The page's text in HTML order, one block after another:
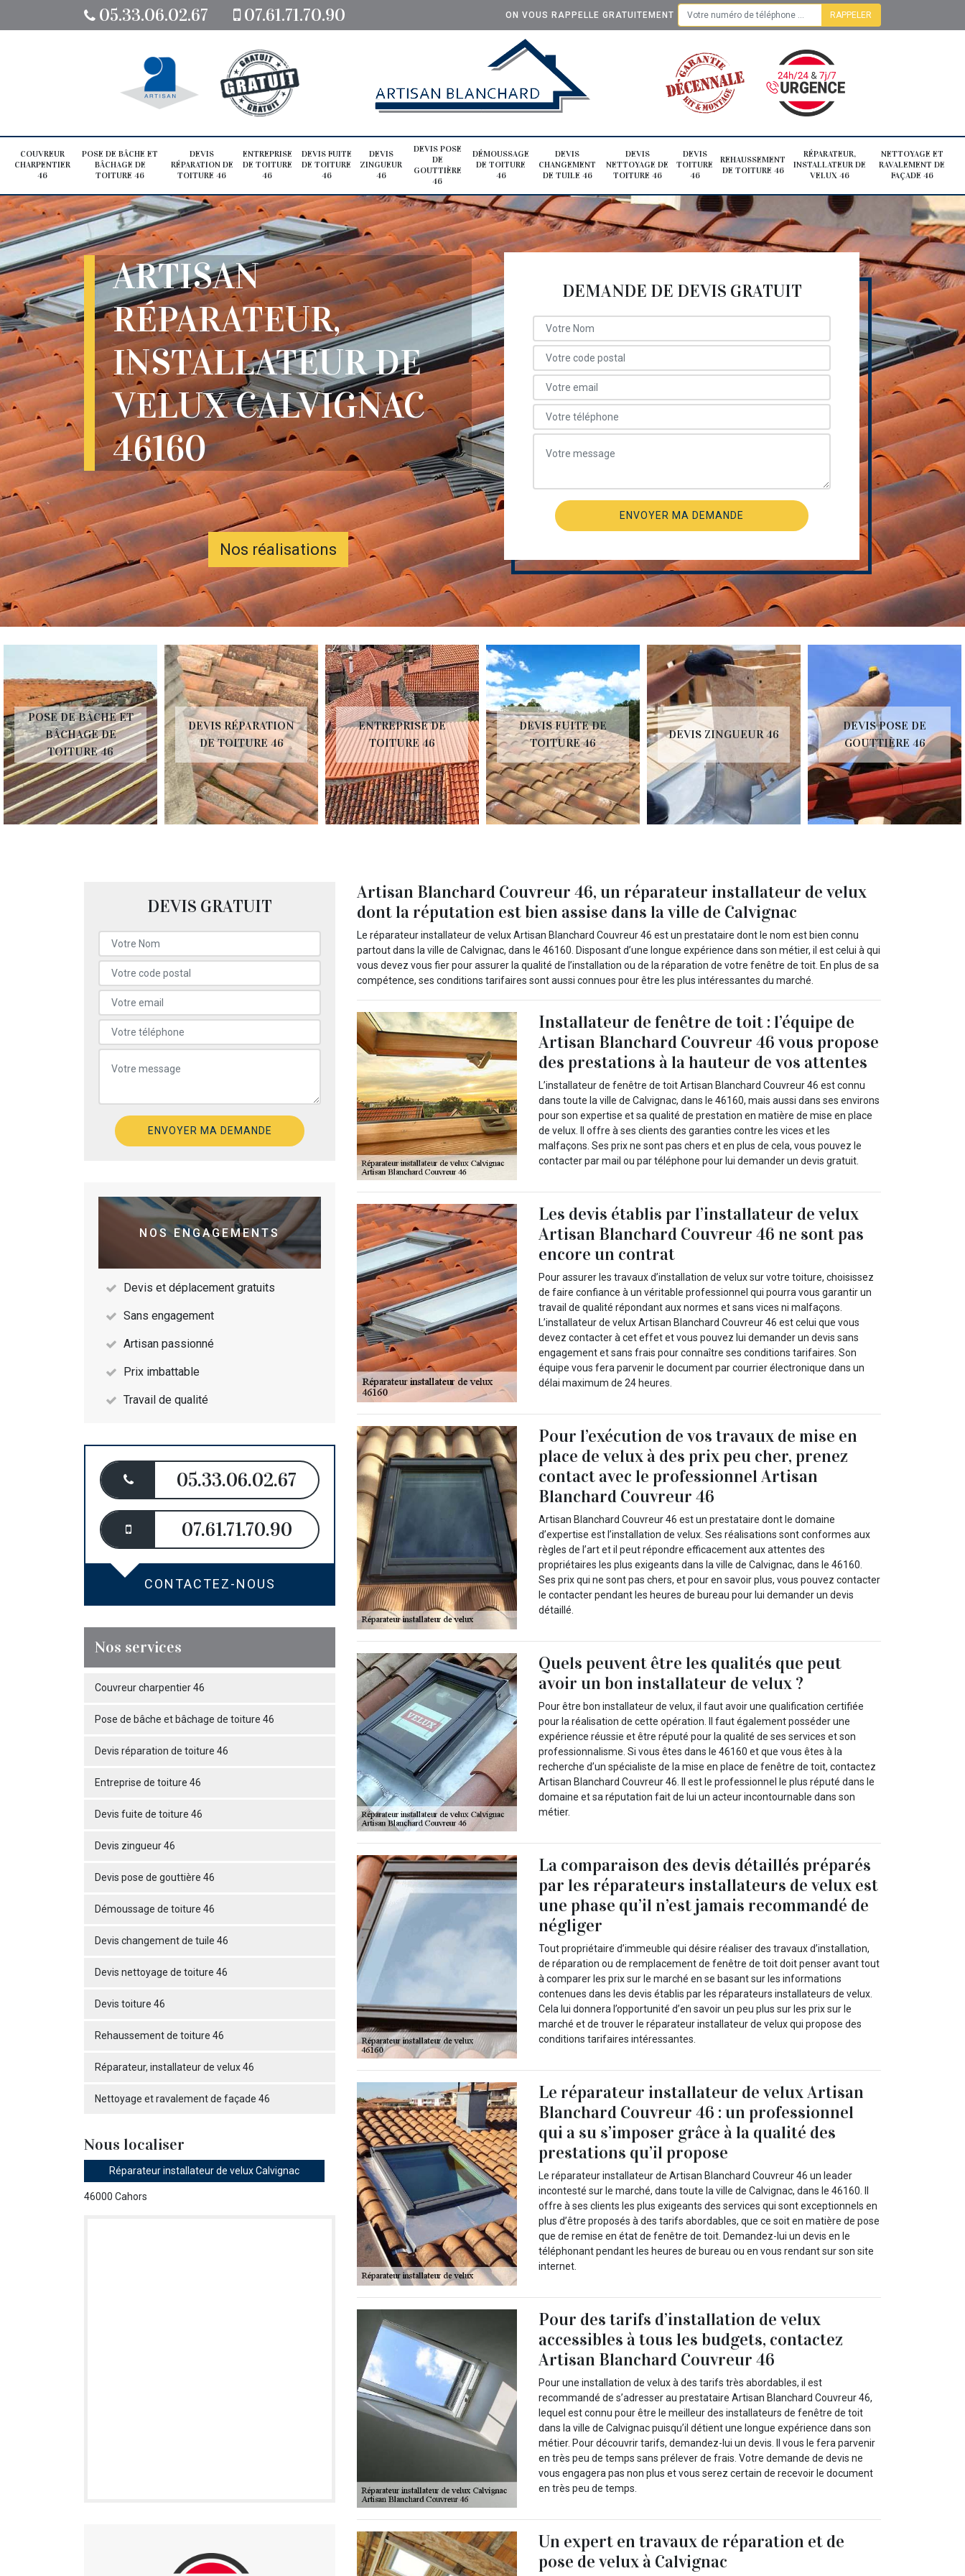
05.33.06.02.67 07.61.71.70.90 ON VOUS RAPPELLE GRATUITEMENT
COUVREUR
CHARPENTIER
46
POSE DE BÂCHE ET
BÂCHAGE DE
TOITURE 46
DEVIS
RÉPARATION DE
TOITURE 46
ENTREPRISE
DE TOITURE
46
DEVIS FUITE
DE TOITURE
46
DEVIS
ZINGUEUR
46
DEVIS POSE
DE
GOUTTIÈRE
46
DÉMOUSSAGE
DE TOITURE
46
DEVIS
CHANGEMENT
DE TUILE 46
DEVIS
NETTOYAGE DE
TOITURE 46
DEVIS
TOITURE
46
REHAUSSEMENT
DE TOITURE 46
RÉPARATEUR,
INSTALLATEUR DE
VELUX 46
NETTOYAGE ET
RAVALEMENT DE
FAÇADE 46
ARTISAN
RÉPARATEUR,
INSTALLATEUR DE
VELUX CALVIGNAC
46160
Nos réalisations
DEMANDE DE DEVIS GRATUIT
POSE DE BÂCHE ET
BÂCHAGE DE
TOITURE 46
DEVIS RÉPARATION
DE TOITURE 46
ENTREPRISE DE
TOITURE 46
DEVIS FUITE DE
TOITURE 46
DEVIS ZINGUEUR 46
DEVIS POSE DE
GOUTTIÈRE 46
DEVIS GRATUIT
NOS ENGAGEMENTS
Devis et déplacement gratuits
Sans engagement
Artisan passionné
Prix imbattable
Travail de qualité
05.33.06.02.67
07.61.71.70.90
CONTACTEZ-NOUS
Nos services
Couvreur charpentier 46
Pose de bâche et bâchage de toiture 46
Devis réparation de toiture 46
Entreprise de toiture 46
Devis fuite de toiture 46
Devis zingueur 46
Devis pose de gouttière 46
Démoussage de toiture 46
Devis changement de tuile 46
Devis nettoyage de toiture 46
Devis toiture 46
Rehaussement de toiture 46
Réparateur, installateur de velux 46
Nettoyage et ravalement de façade 46
Nous localiser
Réparateur installateur de velux Calvignac
46000 Cahors
Artisan Blanchard Couvreur 46, un réparateur installateur de velux
dont la réputation est bien assise dans la ville de Calvignac
Le réparateur installateur de velux Artisan Blanchard Couvreur 46 est un prestataire dont le nom est bien connu
partout dans la ville de Calvignac, dans le 46160. Disposant d’une longue expérience dans son métier, il est celui à qui
vous devez vous fier pour assurer la qualité de l’installation ou de la réparation de votre fenêtre de toit. En plus de sa
compétence, ses conditions tarifaires sont aussi connues pour être les plus intéressantes du marché.
Installateur de fenêtre de toit : l’équipe de
Artisan Blanchard Couvreur 46 vous propose
des prestations à la hauteur de vos attentes
L’installateur de fenêtre de toit Artisan Blanchard Couvreur 46 est connu
dans toute la ville de Calvignac, dans le 46160, mais aussi dans ses environs
pour son expertise et sa qualité de prestation en matière de mise en place
de velux. Il offre à ses clients des garanties contre les vices et les
malfaçons. Ses prix ne sont pas chers et en plus de cela, vous pouvez le
contacter par mail ou par téléphone pour lui demander un devis gratuit.
Les devis établis par l’installateur de velux
Artisan Blanchard Couvreur 46 ne sont pas
encore un contrat
Pour assurer les travaux d’installation de velux sur votre toiture, choisissez
de faire confiance à un véritable professionnel qui pourra vous garantir un
travail de qualité répondant aux normes et sans vices ni malfaçons.
L’installateur de velux Artisan Blanchard Couvreur 46 est celui que vous
devez contacter à cet effet et vous pouvez lui demander un devis sans
engagement et sans frais pour connaître ses conditions tarifaires. Son
équipe vous fera parvenir le document par courrier électronique dans un
délai maximum de 24 heures.
Pour l’exécution de vos travaux de mise en
place de velux à des prix peu cher, prenez
contact avec le professionnel Artisan
Blanchard Couvreur 46
Artisan Blanchard Couvreur 46 est un prestataire dont le domaine
d’expertise est l’installation de velux. Ses réalisations sont conformes aux
règles de l’art et il peut répondre efficacement aux attentes des
propriétaires les plus exigeants dans la ville de Calvignac, dans le 46160.
Ses prix qui ne sont pas chers, et pour en savoir plus, vous pouvez contacter
le contacter pendant les heures de bureau pour lui demander un devis
détaillé.
Quels peuvent être les qualités que peut
avoir un bon installateur de velux ?
Pour être bon installateur de velux, il faut avoir une qualification certifiée
pour la réalisation de cette opération. Il faut également posséder une
expérience réussie et être réputé pour la qualité de ses services et son
professionnalisme. Si vous êtes dans le 46160 et que vous êtes à la
recherche d’un spécialiste de la mise en place de fenêtre de toit, contactez
Artisan Blanchard Couvreur 46. Il est le professionnel le plus réputé dans le
domaine et sa réputation fait de lui un acteur incontournable dans son
métier.
La comparaison des devis détaillés préparés
par les réparateurs installateurs de velux est
une phase qu’il n’est jamais recommandé de
négliger
Tout propriétaire d’immeuble qui désire réaliser des travaux d’installation,
de réparation ou de remplacement de fenêtre de toit doit penser avant tout
à comparer les prix sur le marché en se basant sur les informations
contenues dans les devis établis par les réparateurs installateurs de velux.
Cela lui donnera l’opportunité d’en savoir un peu plus sur les prix sur le
marché et de trouver le réparateur installateur de velux qui propose des
conditions tarifaires intéressantes.
Le réparateur installateur de velux Artisan
Blanchard Couvreur 46 : un professionnel
qui a su s’imposer grâce à la qualité des
prestations qu’il propose
Le réparateur installateur de Artisan Blanchard Couvreur 46 un leader
incontesté sur le marché, dans toute la ville de Calvignac, dans le 46160. Il
offre à ses clients les plus exigeants des services qui sont exceptionnels en
plus d’être proposés à des tarifs abordables, que ce soit en matière de pose
que de remise en état de fenêtre de toit. Demandez-lui un devis en le
téléphonant pendant les heures de bureau ou en vous rendant sur son site
internet.
Pour des tarifs d’installation de velux
accessibles à tous les budgets, contactez
Artisan Blanchard Couvreur 46
Pour une installation de velux à des tarifs très abordables, il est
recommandé de s’adresser au prestataire Artisan Blanchard Couvreur 46,
lequel est connu pour être le meilleur des installateurs de fenêtre de toit
dans la ville de Calvignac puisqu’il détient une longue expérience dans son
métier. Pour découvrir tarifs, demandez-lui un devis. Il vous le fera parvenir
en très peu de temps sans prélever de frais. Votre demande de devis ne
vous engagera pas non plus et vous serez certain de recevoir le document
en très peu de temps.
Un expert en travaux de réparation et de
pose de velux à Calvignac